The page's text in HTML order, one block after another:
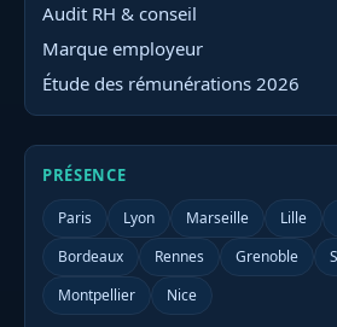
Audit RH & conseil
Marque employeur
Étude des rémunérations 2026
PRÉSENCE
Paris Lyon Marseille Lille
Bordeaux
Rennes Grenoble
Montpellier
Nice